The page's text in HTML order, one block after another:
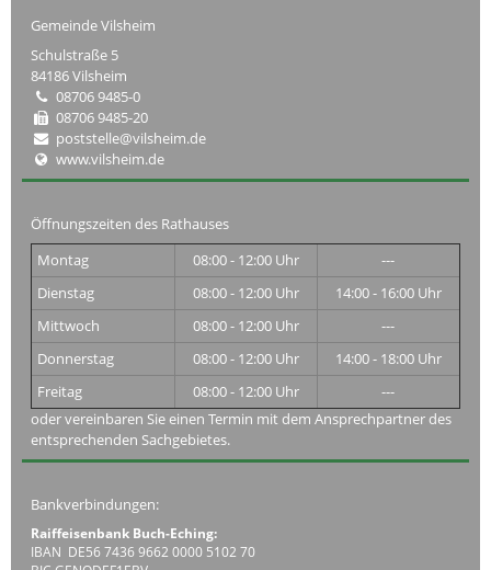
Gemeinde Vilsheim
Schulstraße 5
84186 Vilsheim
08706 9485-0
08706 9485-20
poststelle@vilsheim.de
www.vilsheim.de
Öffnungszeiten des Rathauses
Montag
08:00 - 12:00 Uhr
---
Dienstag
08:00 - 12:00 Uhr
14:00 - 16:00 Uhr
Mittwoch
08:00 - 12:00 Uhr
---
Donnerstag
08:00 - 12:00 Uhr
14:00 - 18:00 Uhr
Freitag
08:00 - 12:00 Uhr
---
oder vereinbaren Sie einen Termin mit dem Ansprechpartner des
entsprechenden Sachgebietes.
Bankverbindungen:
Raiffeisenbank Buch-Eching:
IBAN DE56 7436 9662 0000 5102 70